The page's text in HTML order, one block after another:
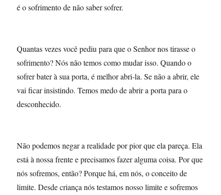
é o sofrimento de não saber sofrer.
Quantas vezes você pediu para que o Senhor nos tirasse o
sofrimento? Nós não temos como mudar isso. Quando o
sofrer bater à sua porta, é melhor abri-la. Se não a abrir, ele
vai ficar insistindo. Temos medo de abrir a porta para o
desconhecido.
Não podemos negar a realidade por pior que ela pareça. Ela
está à nossa frente e precisamos fazer alguma coisa. Por que
nós sofremos, então? Porque há, em nós, o conceito de
limite. Desde criança nós testamos nosso limite e sofremos